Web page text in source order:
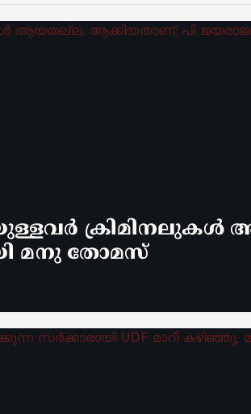
ക്രിമിനലുകൾ
മനു തോമസ്